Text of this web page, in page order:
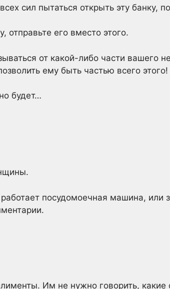
сил пытаться открыть эту банку,
его вместо этого.
от какой-либо части вашего
ему быть частью всего этого!
будет…
посудомоечная машина, или
Им не нужно говорить,